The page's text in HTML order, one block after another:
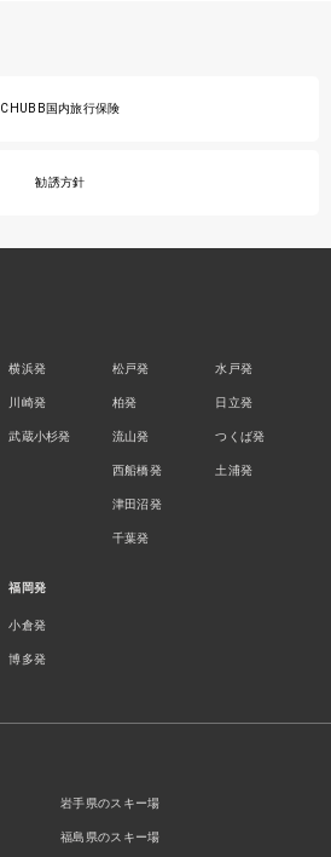
CHUBB国内旅行保険
勧誘方針
横浜発
川崎発
武蔵小杉発
松戸発
柏発
流山発
西船橋発
津田沼発
千葉発
水戸発
日立発
つくば発
土浦発
福岡発
小倉発
博多発
岩手県のスキー場
福島県のスキー場